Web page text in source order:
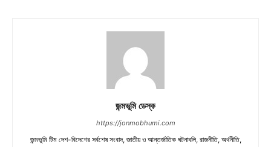
জন্মভূমি ডেস্ক
https://jonmobhumi.com
জন্মভূমি টিম দেশ-বিদেশের সর্বশেষ সংবাদ, জাতীয় ও আন্তর্জাতিক ঘটনাবলি, রাজনীতি, অর্থনীতি,